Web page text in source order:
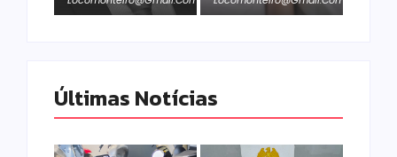
Últimas Notícias